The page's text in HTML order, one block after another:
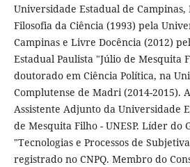
Universidade Estadual de
Filosofia da Ciência (1993) pela
Campinas e Livre Docência (2012)
Estadual Paulista "Júlio de Mesquita
doutorado em Ciência Política, na
Complutense de Madri (2014-2015).
Assistente Adjunto da Universidade
de Mesquita Filho - UNESP. Líder do
"Tecnologias e Processos de
registrado no CNPQ. Membro do